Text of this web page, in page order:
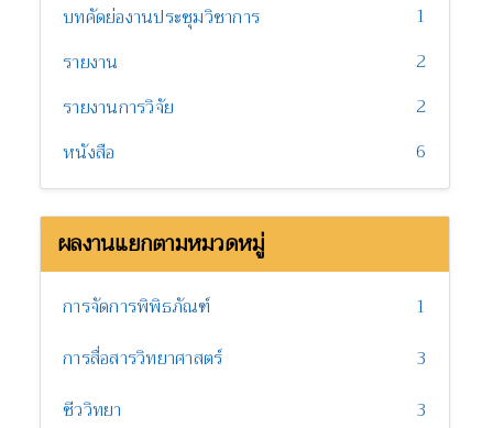
บทคัดย่องานประชุมวิชาการ
1
รายงาน
2
รายงานการวิจัย
2
หนังสือ
6
ผลงานแยกตามหมวดหมู่
การจัดการพิพิธภัณฑ์
1
การสื่อสารวิทยาศาสตร์
3
ชีววิทยา
3